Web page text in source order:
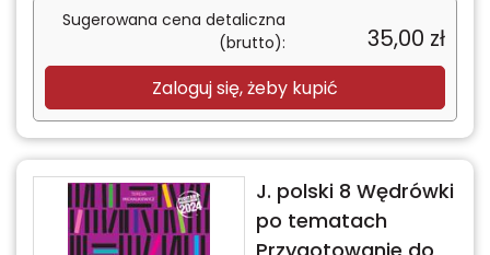
Sugerowana cena detaliczna
(brutto):
35,00 zł
Zaloguj się, żeby kupić
J. polski 8 Wędrówki
po tematach